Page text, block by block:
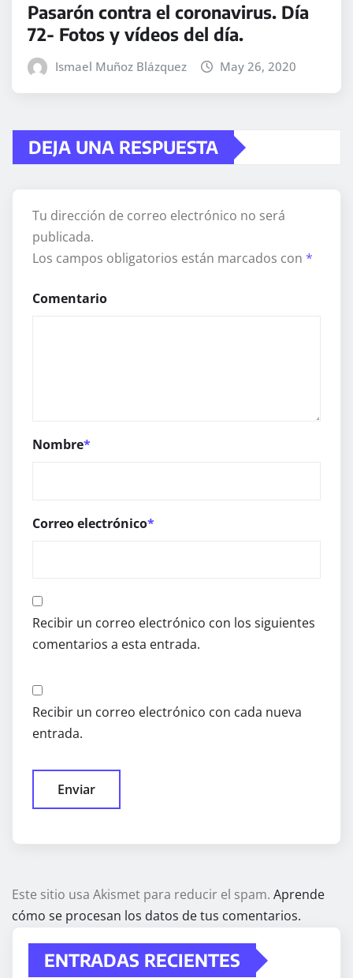
Pasarón contra el coronavirus. Día
72- Fotos y vídeos del día.
Ismael Muñoz Blázquez May 26, 2020
DEJA UNA RESPUESTA
Tu dirección de correo electrónico no será
publicada.
Los campos obligatorios están marcados con *
Comentario
Nombre*
Correo electrónico*
Recibir un correo electrónico con los siguientes
comentarios a esta entrada.
Recibir un correo electrónico con cada nueva
entrada.
Este sitio usa Akismet para reducir el spam. Aprende
cómo se procesan los datos de tus comentarios.
ENTRADAS RECIENTES